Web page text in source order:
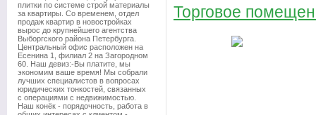
плитки по системе строй материалы
за квартиры. Со временем, отдел
продаж квартир в новостройках
вырос до крупнейшего агентства
Выборгского района Петербурга.
Центральный офис расположен на
Есенина 1, филиал 2 на Загородном
60. Наш девиз:-Вы платите, мы
экономим ваше время! Мы собрали
лучших специалистов в вопросах
юридических тонкостей, связанных
с операциями с недвижимостью.
Наш конёк - порядочность, работа в
Торговое